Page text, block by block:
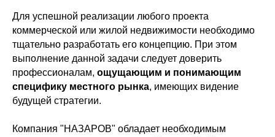
Для успешной реализации любого проекта
коммерческой или жилой недвижимости необходимо
тщательно разработать его концепцию. При этом
выполнение данной задачи следует доверить
профессионалам, ощущающим и понимающим
специфику местного рынка, имеющих видение
будущей стратегии.
Компания "НАЗАРОВ" обладает необходимым